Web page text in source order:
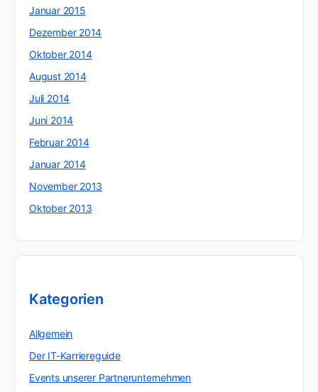
Januar 2015
Dezember 2014
Oktober 2014
August 2014
Juli 2014
Juni 2014
Februar 2014
Januar 2014
November 2013
Oktober 2013
Kategorien
Allgemein
Der IT-Karriereguide
Events unserer Partnerunternehmen